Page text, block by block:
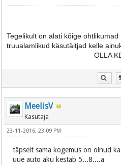
Tegelikult on alati kõige
truualamlikud käsutäitjad kelle
OLLA KEEGI JA
MeelisV
Kasutaja
23-11-2016, 23:09 PM
täpselt sama kogemus on olnud ka
uue auto aku kestab 5...8....a